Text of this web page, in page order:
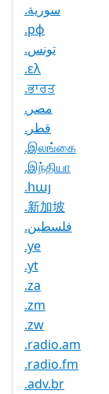
.سورية
.рф
.تونس
.ελ
.ਭਾਰਤ
.مصر
.قطر
.இலங்கை
.இந்தியா
.հայ
.新加坡
.فلسطين
.ye
.yt
.za
.zm
.zw
.radio.am
.radio.fm
.adv.br